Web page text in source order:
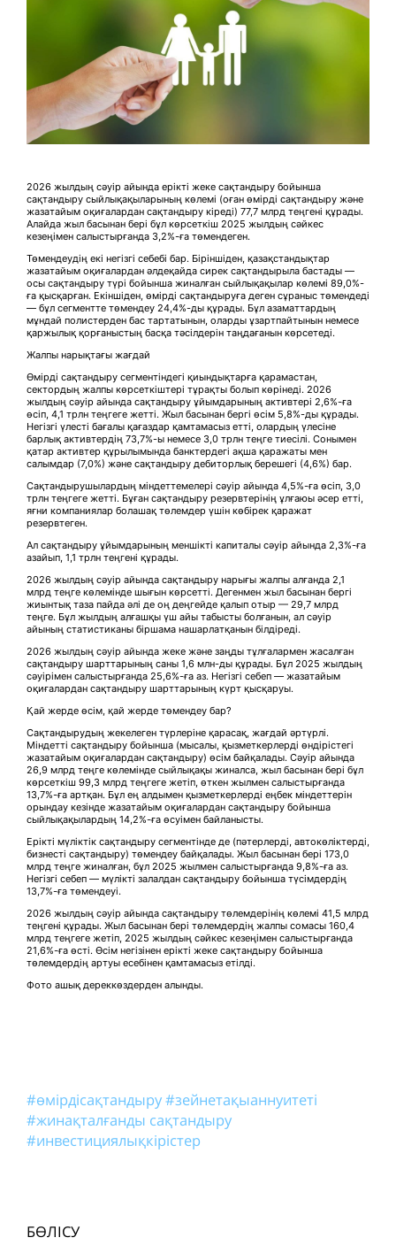
2026 жылдың сәуір айында ерікті жеке сақтандыру бойынша
сақтандыру сыйлықақыларының көлемі (оған өмірді сақтандыру және
жазатайым оқиғалардан сақтандыру кіреді) 77,7 млрд теңгені құрады.
Алайда жыл басынан бері бұл көрсеткіш 2025 жылдың сәйкес
кезеңімен салыстырғанда 3,2%-ға төмендеген.
Төмендеудің екі негізгі себебі бар. Біріншіден, қазақстандықтар
жазатайым оқиғалардан әлдеқайда сирек сақтандырыла бастады —
осы сақтандыру түрі бойынша жиналған сыйлықақылар көлемі 89,0%-
ға қысқарған. Екіншіден, өмірді сақтандыруға деген сұраныс төмендеді
— бұл сегментте төмендеу 24,4%-ды құрады. Бұл азаматтардың
мұндай полистерден бас тартатынын, оларды ұзартпайтынын немесе
қаржылық қорғаныстың басқа тәсілдерін таңдағанын көрсетеді.
Жалпы нарықтағы жағдай
Өмірді сақтандыру сегментіндегі қиындықтарға қарамастан,
сектордың жалпы көрсеткіштері тұрақты болып көрінеді. 2026
жылдың сәуір айында сақтандыру ұйымдарының активтері 2,6%-ға
өсіп, 4,1 трлн теңгеге жетті. Жыл басынан бергі өсім 5,8%-ды құрады.
Негізгі үлесті бағалы қағаздар қамтамасыз етті, олардың үлесіне
барлық активтердің 73,7%-ы немесе 3,0 трлн теңге тиесілі. Сонымен
қатар активтер құрылымында банктердегі ақша қаражаты мен
салымдар (7,0%) және сақтандыру дебиторлық берешегі (4,6%) бар.
Сақтандырушылардың міндеттемелері сәуір айында 4,5%-ға өсіп, 3,0
трлн теңгеге жетті. Бұған сақтандыру резервтерінің ұлғаюы әсер етті,
яғни компаниялар болашақ төлемдер үшін көбірек қаражат
резервтеген.
Ал сақтандыру ұйымдарының меншікті капиталы сәуір айында 2,3%-ға
азайып, 1,1 трлн теңгені құрады.
2026 жылдың сәуір айында сақтандыру нарығы жалпы алғанда 2,1
млрд теңге көлемінде шығын көрсетті. Дегенмен жыл басынан бергі
жиынтық таза пайда әлі де оң деңгейде қалып отыр — 29,7 млрд
теңге. Бұл жылдың алғашқы үш айы табысты болғанын, ал сәуір
айының статистиканы біршама нашарлатқанын білдіреді.
2026 жылдың сәуір айында жеке және заңды тұлғалармен жасалған
сақтандыру шарттарының саны 1,6 млн-ды құрады. Бұл 2025 жылдың
сәуірімен салыстырғанда 25,6%-ға аз. Негізгі себеп — жазатайым
оқиғалардан сақтандыру шарттарының күрт қысқаруы.
Қай жерде өсім, қай жерде төмендеу бар?
Сақтандырудың жекелеген түрлеріне қарасақ, жағдай әртүрлі.
Міндетті сақтандыру бойынша (мысалы, қызметкерлерді өндірістегі
жазатайым оқиғалардан сақтандыру) өсім байқалады. Сәуір айында
26,9 млрд теңге көлемінде сыйлықақы жиналса, жыл басынан бері бұл
көрсеткіш 99,3 млрд теңгеге жетіп, өткен жылмен салыстырғанда
13,7%-ға артқан. Бұл ең алдымен қызметкерлерді еңбек міндеттерін
орындау кезінде жазатайым оқиғалардан сақтандыру бойынша
сыйлықақылардың 14,2%-ға өсуімен байланысты.
Ерікті мүліктік сақтандыру сегментінде де (пәтерлерді, автокөліктерді,
бизнесті сақтандыру) төмендеу байқалады. Жыл басынан бері 173,0
млрд теңге жиналған, бұл 2025 жылмен салыстырғанда 9,8%-ға аз.
Негізгі себеп — мүлікті залалдан сақтандыру бойынша түсімдердің
13,7%-ға төмендеуі.
2026 жылдың сәуір айында сақтандыру төлемдерінің көлемі 41,5 млрд
теңгені құрады. Жыл басынан бері төлемдердің жалпы сомасы 160,4
млрд теңгеге жетіп, 2025 жылдың сәйкес кезеңімен салыстырғанда
21,6%-ға өсті. Өсім негізінен ерікті жеке сақтандыру бойынша
төлемдердің артуы есебінен қамтамасыз етілді.
Фото ашық дереккөздерден алынды.
#өмірдісақтандыру#зейнетақыаннуитеті
#жинақталғанды сақтандыру
#инвестициялықкірістер
БӨЛІСУ